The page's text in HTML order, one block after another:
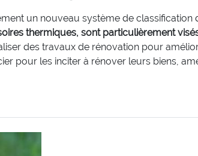
un nouveau système de
thermiques, sont particulièrement
des travaux de rénovation pour
pour les inciter à rénover leurs biens,